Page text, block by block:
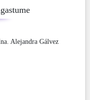
Alejandra Gálvez